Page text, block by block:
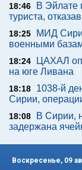
18:46
В Эйлате
туриста,
18:25
МИД
военными
18:24
ЦАХАЛ
на юге Ливана
18:18
1038-й
Сирии,
18:08
В Сирии,
задержана
Воскресенье, 09